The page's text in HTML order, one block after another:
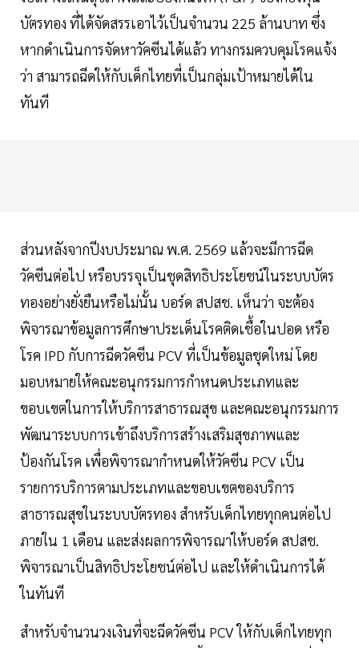
บัตรทอง ที่ได้จัดสรรเอาไว้เป็นจำนวน 225 ล้านบาท ซึ่ง
หากดำเนินการจัดหาวัคซีนได้แล้ว ทางกรมควบคุมโรคแจ้ง
ว่า สามารถฉีดให้กับเด็กไทยที่เป็นกลุ่มเป้าหมายได้ใน
ทันที
ส่วนหลังจากปีงบประมาณ พ.ศ. 2569 แล้วจะมีการฉีด
วัคซีนต่อไป หรือบรรจุเป็นชุดสิทธิประโยชน์ในระบบบัตร
ทองอย่างยั่งยืนหรือไม่นั้น บอร์ด สปสช. เห็นว่า จะต้อง
พิจารณาข้อมูลการศึกษาประเด็นโรคติดเชื้อในปอด หรือ
โรค IPD กับการฉีดวัคซีน PCV ที่เป็นข้อมูลชุดใหม่ โดย
มอบหมายให้คณะอนุกรรมการกำหนดประเภทและ
ขอบเขตในการให้บริการสาธารณสุข และคณะอนุกรรมการ
พัฒนาระบบการเข้าถึงบริการสร้างเสริมสุขภาพและ
ป้องกันโรค เพื่อพิจารณากำหนดให้วัคซีน PCV เป็น
รายการบริการตามประเภทและขอบเขตของบริการ
สาธารณสุขในระบบบัตรทอง สำหรับเด็กไทยทุกคนต่อไป
ภายใน 1 เดือน และส่งผลการพิจารณาให้บอร์ด สปสช.
พิจารณาเป็นสิทธิประโยชน์ต่อไป และให้ดำเนินการได้
ในทันที
สำหรับจำนวนวงเงินที่จะฉีดวัคซีน PCV ให้กับเด็กไทยทุก